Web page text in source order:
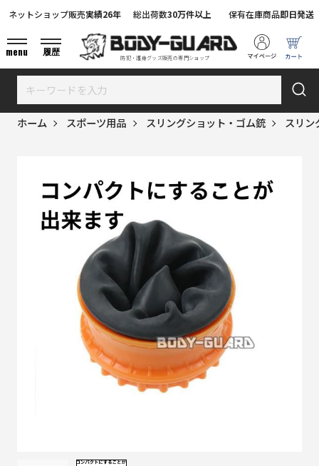
防犯・護身グッズ販売の専門ショップ
ネットショップ販売実績26年 総出荷数30万件以上 保有在庫商品即日発送
menu 履歴
ホーム スポーツ用品 スリングショット・ゴム銃 スリン